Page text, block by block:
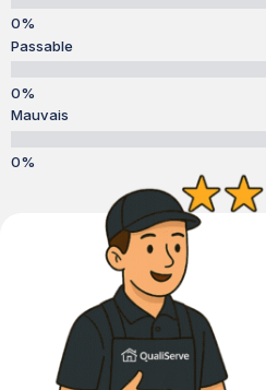
Passable
Mauvais